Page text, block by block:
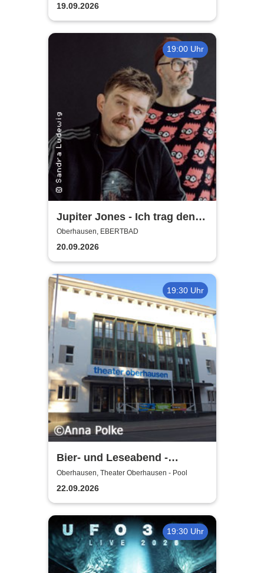
19.09.2026
19:00 Uhr
Jupiter Jones - Ich trag den
Sarg, Du trägst was Buntes -
Tour 2026
Oberhausen, EBERTBAD
20.09.2026
19:30 Uhr
Bier- und Leseabend -
Theater Oberhausen
Oberhausen, Theater Oberhausen - Pool
22.09.2026
19:30 Uhr